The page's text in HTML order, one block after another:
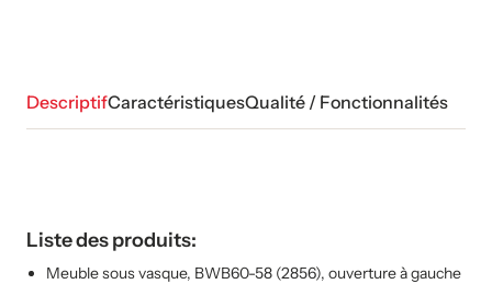
DescriptifCaractéristiquesQualité / Fonctionnalités
Liste des produits:
Meuble sous vasque, BWB60-58 (2856), ouverture à gauche